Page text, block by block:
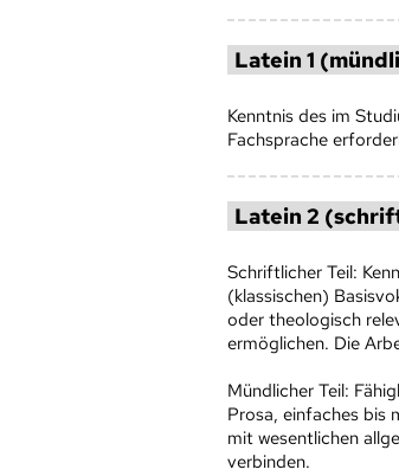
Latein 1
Kenntnis des im
Fachsprache
Latein 2
Schriftlicher Teil:
(klassischen)
oder theologisch
ermöglichen. Die
Mündlicher Teil:
Prosa, einfaches bis
mit wesentlichen
verbinden.